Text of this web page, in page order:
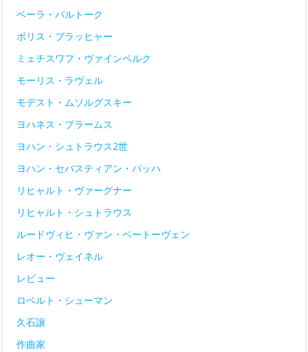
ベーラ・バルトーク
ボリス・ブラッヒャー
ミェチスワフ・ヴァインベルク
モーリス・ラヴェル
モデスト・ムソルグスキー
ヨハネス・ブラームス
ヨハン・シュトラウス2世
ヨハン・セバスティアン・バッハ
リヒャルト・ヴァーグナー
リヒャルト・シュトラウス
ルードヴィヒ・ヴァン・ベートーヴェン
レオー・ヴェイネル
レビュー
ロベルト・シューマン
久石譲
作曲家